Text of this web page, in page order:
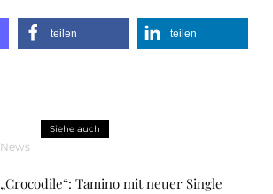
teilen teilen
Siehe auch
News
„Crocodile“: Tamino mit neuer Single